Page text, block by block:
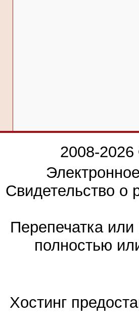
2008-
Свидетельство
Перепечатка
полностью
Хостинг